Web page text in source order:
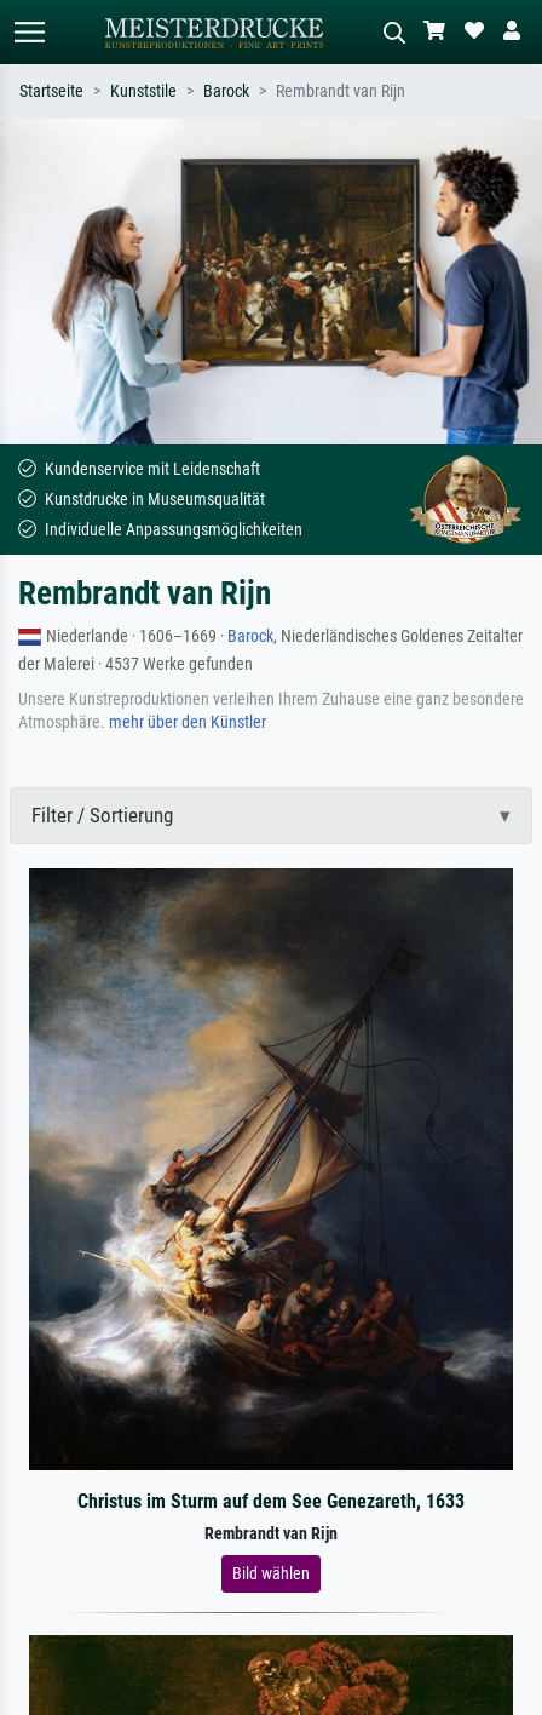
Suchen Sie nach Künstlern, Werktiteln
oder Stilen – z.B. Monet,
Sternennacht, Impressionismus, Welle
Hokusai, Akt.
Beschreiben Sie die Szene – z.B. Grüne
Wiese, Abstrakt mit viel Rot, Dunkles
Ölgemälde, Stehender Akt neben einem
Baum.
Startseite Kunststile Barock Rembrandt van Rijn
Kundenservice mit Leidenschaft
Kunstdrucke in Museumsqualität
Individuelle Anpassungsmöglichkeiten
Rembrandt van Rijn
Niederlande · 1606–1669 · Barock, Niederländisches Goldenes Zeitalter
der Malerei · 4537 Werke gefunden
Unsere Kunstreproduktionen verleihen Ihrem Zuhause eine ganz besondere
Atmosphäre. mehr über den Künstler
Filter / Sortierung
Christus im Sturm auf dem See Genezareth, 1633
Rembrandt van Rijn
Bild wählen